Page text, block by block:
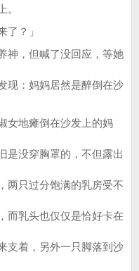
。
？」
，但喊了没回应，等她
现：妈妈居然是醉倒在沙
地瘫倒在沙发上的妈
是没穿胸罩的，不但露出
两只过分饱满的乳房受不
而乳头也仅仅是恰好卡在
着，另外一只脚落到沙